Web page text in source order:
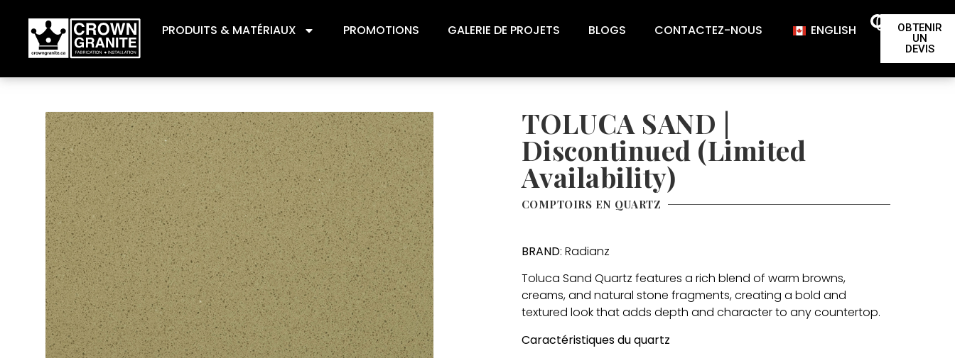
OBTENIR
UN
DEVIS
PRODUITS & MATÉRIAUX PROMOTIONS GALERIE DE PROJETS BLOGS CONTACTEZ-NOUS ENGLISH
TOLUCA SAND |
Discontinued (Limited
Availability)
COMPTOIRS EN QUARTZ
BRAND: Radianz
Toluca Sand Quartz features a rich blend of warm browns,
creams, and natural stone fragments, creating a bold and
textured look that adds depth and character to any countertop.
Caractéristiques du quartz